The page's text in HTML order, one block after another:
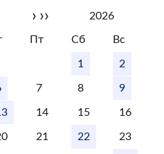
› ›› 2026
Пт Сб Вс
1 2
7 8 9
14 15 16
21 22 23